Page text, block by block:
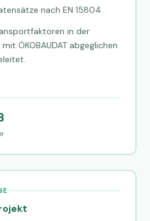
nach EN 15804.
in der
ÖKOBAUDAT abgeglichen